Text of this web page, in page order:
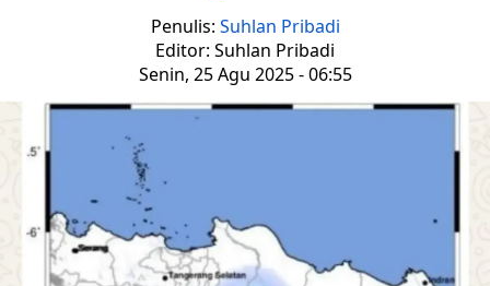
Penulis: Suhlan Pribadi
Editor: Suhlan Pribadi
Senin, 25 Agu 2025 - 06:55